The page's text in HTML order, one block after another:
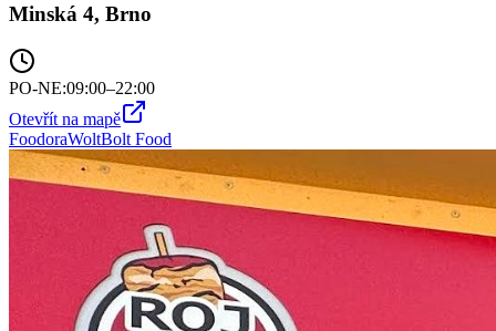
Minská 4, Brno
PO-NE:09:00–22:00
Otevřít na mapě
FoodoraWoltBolt Food